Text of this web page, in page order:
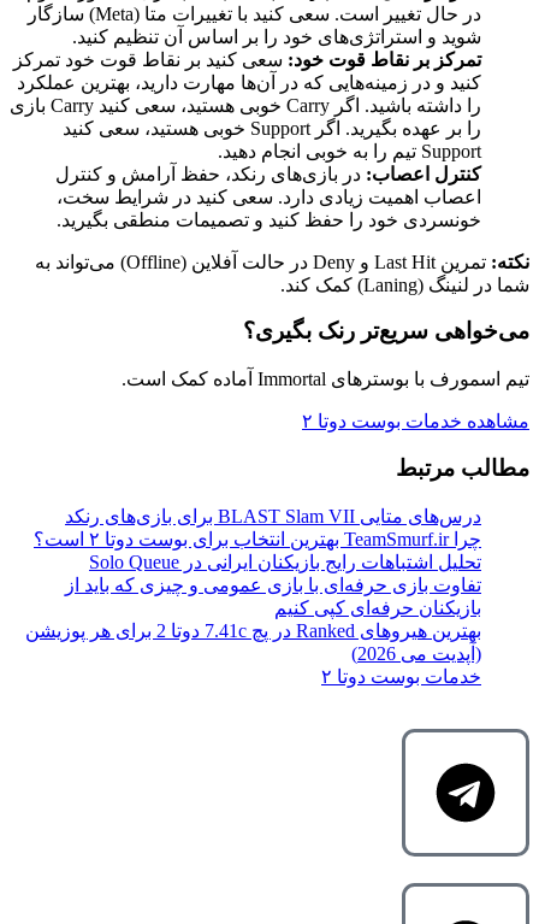
در حال تغییر است. سعی کنید با تغییرات متا (Meta) سازگار
شوید و استراتژی‌های خود را بر اساس آن تنظیم کنید.
تمرکز بر نقاط قوت خود: سعی کنید بر نقاط قوت خود تمرکز
کنید و در زمینه‌هایی که در آن‌ها مهارت دارید، بهترین عملکرد
را داشته باشید. اگر Carry خوبی هستید، سعی کنید Carry بازی
را بر عهده بگیرید. اگر Support خوبی هستید، سعی کنید
Support تیم را به خوبی انجام دهید.
کنترل اعصاب: در بازی‌های رنکد، حفظ آرامش و کنترل
اعصاب اهمیت زیادی دارد. سعی کنید در شرایط سخت،
خونسردی خود را حفظ کنید و تصمیمات منطقی بگیرید.
نکته:
تمرین Last Hit و Deny در حالت آفلاین (Offline) می‌تواند به
شما در لنینگ (Laning) کمک کند.
می‌خواهی سریع‌تر رنک بگیری؟
تیم اسمورف با بوسترهای Immortal آماده کمک است.
مشاهده خدمات بوست دوتا ۲
مطالب مرتبط
درس‌های متایی BLAST Slam VII برای بازی‌های رنکد
چرا TeamSmurf.ir بهترین انتخاب برای بوست دوتا ۲ است؟
تحلیل اشتباهات رایج بازیکنان ایرانی در Solo Queue
تفاوت بازی حرفه‌ای با بازی عمومی و چیزی که باید از
بازیکنان حرفه‌ای کپی کنیم
بهترین هیروهای Ranked در پچ 7.41c دوتا 2 برای هر پوزیشن
(آپدیت می 2026)
خدمات بوست دوتا ۲